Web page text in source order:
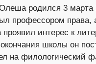
родился 3 марта
профессором права,
интерес к
школы он
на филологический